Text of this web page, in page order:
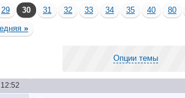
29 30 31 32 33 34 35 40
80
»
Опции темы